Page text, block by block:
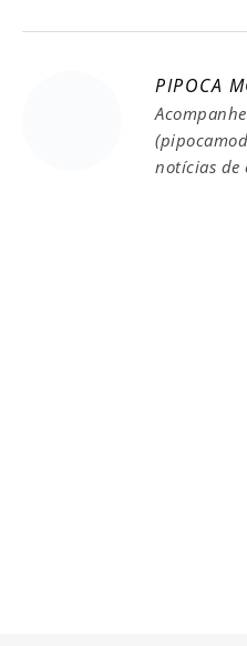
PIPOCA
notícias de